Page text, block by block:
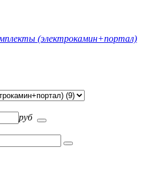
(электрокамин+портал)
руб